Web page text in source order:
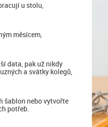
u stolu,
měsícem,
data, pak už nikdy
a svátky kolegů,
šablon nebo vytvořte
potřeb.